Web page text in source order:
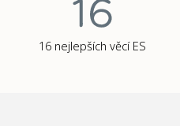
16 nejlepších věcí ES